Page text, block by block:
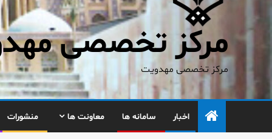
مرکز تخصصی
مرکز تخصصی مهدویت
اخبار سامانه ها معاونت ها منشورات